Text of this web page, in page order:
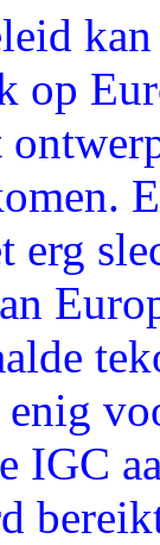
op
erg
IGC